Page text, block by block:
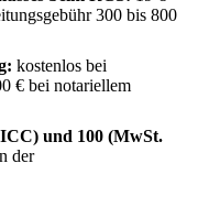
300 bis 800
kostenlos bei
€ bei notariellem
und 100 (MwSt.
der